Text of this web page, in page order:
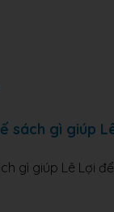
sách gì giúp
gì giúp Lê Lợi